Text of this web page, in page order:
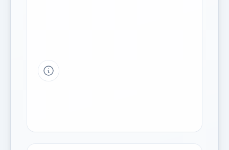
Tipp a grafikon jelmagyarázatához